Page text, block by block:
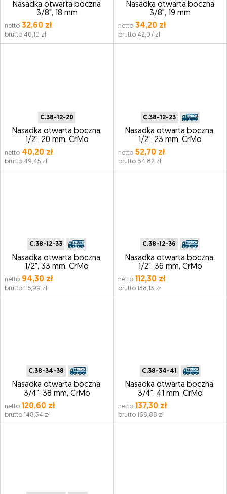
Nasadka otwarta boczna
3/8", 18 mm
netto 32,60 zł
brutto 40,10 zł
Nasadka otwarta boczna
3/8", 19 mm
netto34,20 zł
brutto 42,07 zł
C.38-12-20
Nasadka otwarta boczna,
1/2", 20 mm, CrMo
netto 40,20 zł
brutto 49,45 zł
C.38-12-23
Nasadka otwarta boczna,
1/2", 23 mm, CrMo
netto52,70 zł
brutto 64,82 zł
C.38-12-33
Nasadka otwarta boczna,
1/2", 33 mm, CrMo
netto 94,30 zł
brutto 115,99 zł
C.38-12-36
Nasadka otwarta boczna,
1/2", 36 mm, CrMo
netto112,30 zł
brutto 138,13 zł
C.38-34-38
Nasadka otwarta boczna,
3/4", 38 mm, CrMo
netto 120,60 zł
brutto 148,34 zł
C.38-34-41
Nasadka otwarta boczna,
3/4", 41 mm, CrMo
netto137,30 zł
brutto 168,88 zł